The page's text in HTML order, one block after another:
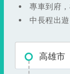
專車到府
中長程出
高雄市